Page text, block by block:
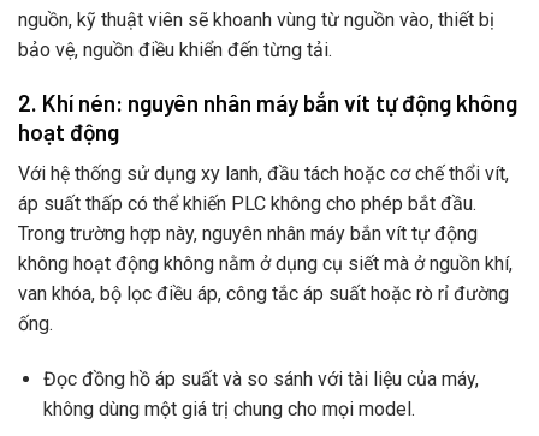
nguồn, kỹ thuật viên sẽ khoanh vùng từ nguồn vào, thiết bị
bảo vệ, nguồn điều khiển đến từng tải.
2. Khí nén: nguyên nhân máy bắn vít tự động không
hoạt động
Với hệ thống sử dụng xy lanh, đầu tách hoặc cơ chế thổi vít,
áp suất thấp có thể khiến PLC không cho phép bắt đầu.
Trong trường hợp này, nguyên nhân máy bắn vít tự động
không hoạt động không nằm ở dụng cụ siết mà ở nguồn khí,
van khóa, bộ lọc điều áp, công tắc áp suất hoặc rò rỉ đường
ống.
Đọc đồng hồ áp suất và so sánh với tài liệu của máy,
không dùng một giá trị chung cho mọi model.